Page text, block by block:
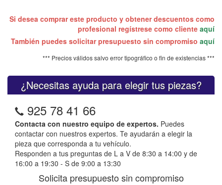
Si desea comprar este producto y obtener descuentos como
profesional regístrese como cliente aquí
También puedes solicitar presupuesto sin compromiso aquí
*** Precios válidos salvo error tipográfico o fin de existencias ***
¿Necesitas ayuda para elegir tus piezas?
925 78 41 66
Contacta con nuestro equipo de expertos. Puedes
contactar con nuestros expertos. Te ayudarán a elegir la
pieza que corresponda a tu vehículo.
Responden a tus preguntas de L a V de 8:30 a 14:00 y de
16:00 a 19:30 - S de 9:00 a 13:30
Solicita presupuesto sin compromiso